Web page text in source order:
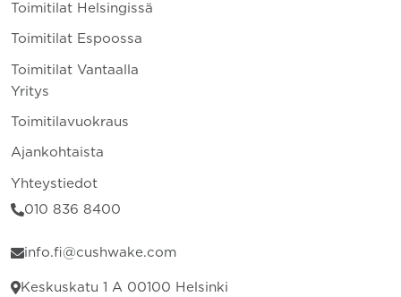
Toimitilat Helsingissä
Toimitilat Espoossa
Toimitilat Vantaalla
Yritys
Toimitilavuokraus
Ajankohtaista
Yhteystiedot
010 836 8400
info.fi@cushwake.com
Keskuskatu 1 A 00100 Helsinki